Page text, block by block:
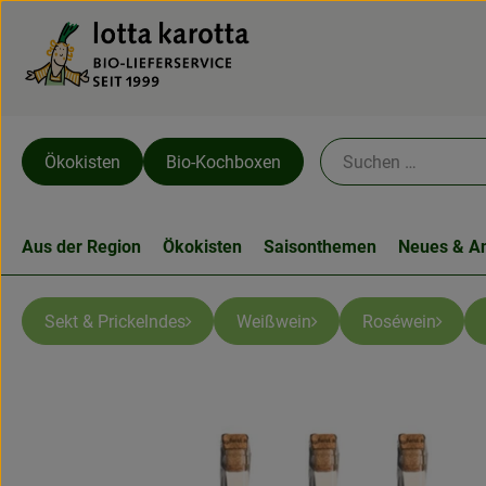
Ökokisten Bio-Kochboxen
Aus der Region Ökokisten Saisonthemen Neues &
Sekt & Prickelndes Weißwein Roséwein